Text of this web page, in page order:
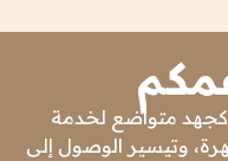
كجهد متواضع لخدمة
وتيسير الوصول إلى